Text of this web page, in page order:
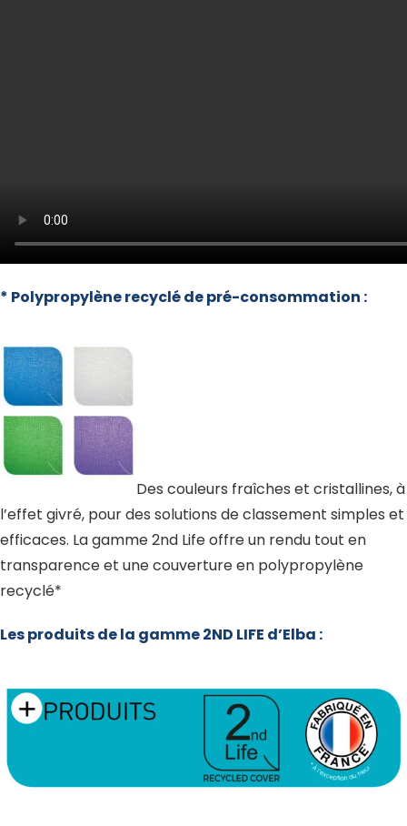
* Polypropylène recyclé de pré-consommation :
Des couleurs fraîches et cristallines, à
l’effet givré, pour des solutions de classement simples et
efficaces. La gamme 2nd Life offre un rendu tout en
transparence et une couverture en polypropylène
recyclé*
Les produits de la gamme 2ND LIFE d’Elba :